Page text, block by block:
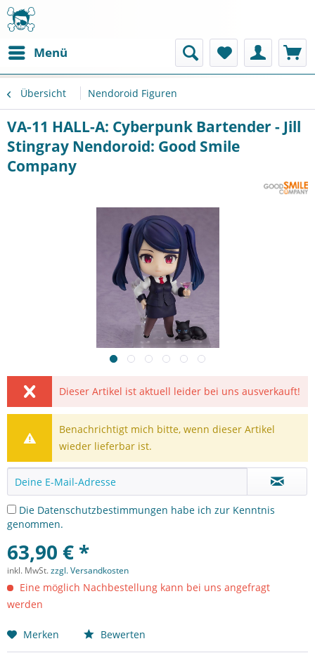
Menü
Übersicht Nendoroid Figuren
VA-11 HALL-A: Cyberpunk Bartender - Jill
Stingray Nendoroid: Good Smile
Company
Dieser Artikel ist aktuell leider bei uns ausverkauft!
Benachrichtigt mich bitte, wenn dieser Artikel
wieder lieferbar ist.
Die Datenschutzbestimmungen habe ich zur Kenntnis
genommen.
63,90 € *
inkl. MwSt.zzgl. Versandkosten
Eine möglich Nachbestellung kann bei uns angefragt
werden
Merken Bewerten